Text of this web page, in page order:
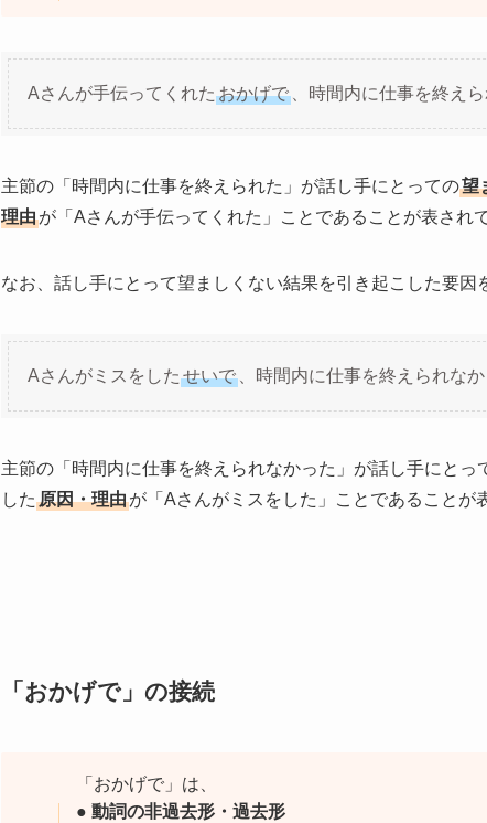
Aさんが手伝ってくれた おかげで 、時間内に仕事を終えら
主節の「時間内に仕事を終えられた」が話し手にとっての望
理由が「Aさんが手伝ってくれた」ことであることが表され
なお、話し手にとって望ましくない結果を引き起こした要因
Aさんがミスをした せいで 、時間内に仕事を終えられなか
主節の「時間内に仕事を終えられなかった」が話し手にとっ
した 原因・理由が「Aさんがミスをした」ことであることが
「おかげで」の接続
「おかげで」は、
● 動詞の非過去形・過去形